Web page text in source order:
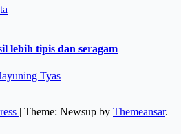
lebih tipis dan seragam
Tyas
| Theme: Newsup by Themeansar.